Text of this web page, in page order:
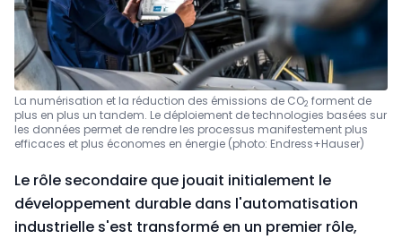
La numérisation et la réduction des émissions de CO2 forment de
plus en plus un tandem. Le déploiement de technologies basées sur
les données permet de rendre les processus manifestement plus
efficaces et plus économes en énergie (photo: Endress+Hauser)
Le rôle secondaire que jouait initialement le
développement durable dans l'automatisation
industrielle s'est transformé en un premier rôle,